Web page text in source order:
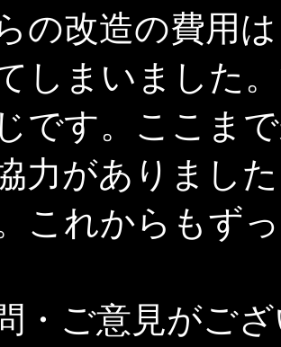
の改造の費用
しまいました
です。ここま
力がありまし
これからもず
・ご意見がご